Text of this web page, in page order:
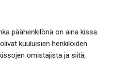
päähenkilönä on aina kissa.
kuuluisien henkilöiden
omistajista ja siitä,